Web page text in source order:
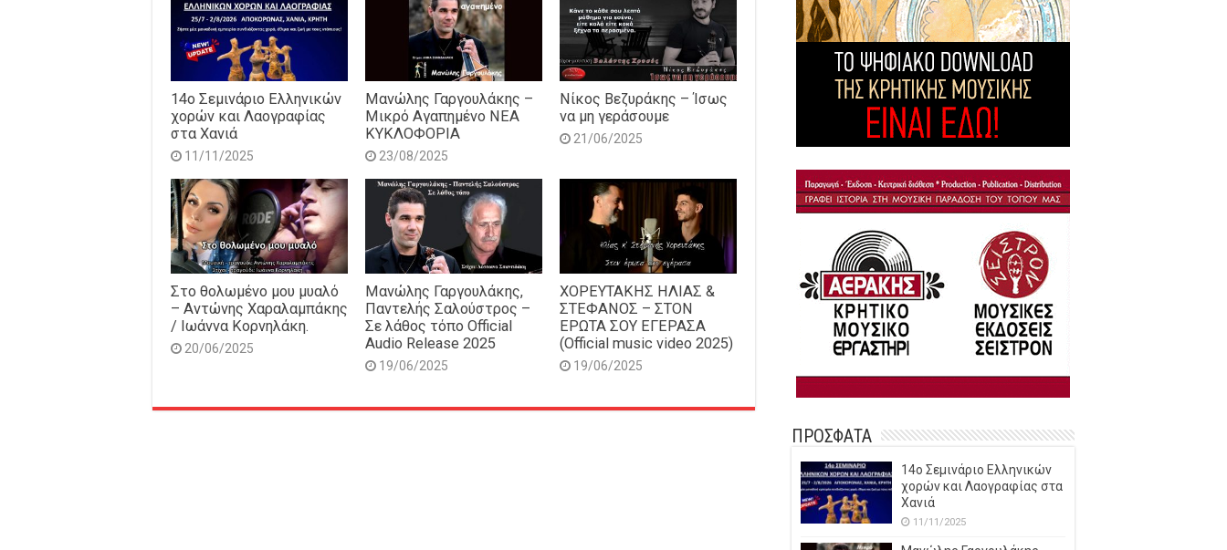
14o Σεμινάριο Ελληνικών
χορών και Λαογραφίας
στα Χανιά
11/11/2025
Μανώλης Γαργουλάκης –
Μικρό Αγαπημένο NEΑ
ΚΥΚΛΟΦΟΡΙΑ
23/08/2025
Νίκος Βεζυράκης – Ίσως
να μη γεράσουμε
21/06/2025
Στο θολωμένο μου μυαλό
– Αντώνης Χαραλαμπάκης
/ Ιωάννα Κορνηλάκη.
20/06/2025
Μανώλης Γαργουλάκης,
Παντελής Σαλούστρος –
Σε λάθος τόπο Official
Audio Release 2025
19/06/2025
ΧΟΡΕΥΤΑΚΗΣ ΗΛΙΑΣ &
ΣΤΕΦΑΝΟΣ – ΣΤΟΝ
ΕΡΩΤΑ ΣΟΥ ΕΓΕΡΑΣΑ
(Official music video 2025)
19/06/2025
ΠΡΟΣΦΑΤΑ
14o Σεμινάριο Ελληνικών
χορών και Λαογραφίας στα
Χανιά
11/11/2025